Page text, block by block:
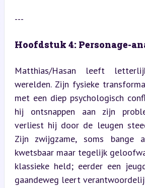
---
Hoofdstuk 4: Personage-
Matthias/Hasan leeft
werelden. Zijn fysieke
met een diep psychologisch
hij ontsnappen aan zijn
verliest hij door de leugen
Zijn zwijgzame, soms bange
kwetsbaar maar tegelijk
klassieke held; eerder een
gaandeweg leert